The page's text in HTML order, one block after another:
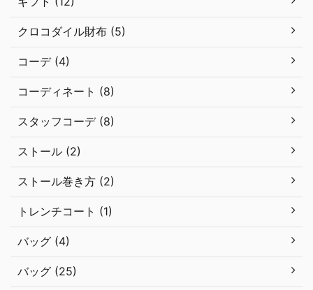
クロコダイル財布 (5)
コーデ (4)
コーディネート (8)
スタッフコーデ (8)
ストール (2)
ストール巻き方 (2)
トレンチコート (1)
バッグ (4)
バッグ (25)